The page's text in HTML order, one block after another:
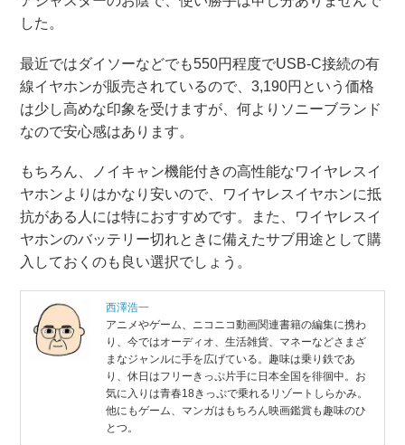
した。
最近ではダイソーなどでも550円程度でUSB-C接続の有
線イヤホンが販売されているので、3,190円という価格
は少し高めな印象を受けますが、何よりソニーブランド
なので安心感はあります。
もちろん、ノイキャン機能付きの高性能なワイヤレスイ
ヤホンよりはかなり安いので、ワイヤレスイヤホンに抵
抗がある人には特におすすめです。また、ワイヤレスイ
ヤホンのバッテリー切れときに備えたサブ用途として購
入しておくのも良い選択でしょう。
西澤浩一
アニメやゲーム、ニコニコ動画関連書籍の編集に携わ
り、今ではオーディオ、生活雑貨、マネーなどさまざ
まなジャンルに手を広げている。趣味は乗り鉄であ
り、休日はフリーきっぷ片手に日本全国を徘徊中。お
気に入りは青春18きっぷで乗れるリゾートしらかみ。
他にもゲーム、マンガはもちろん映画鑑賞も趣味のひ
とつ。